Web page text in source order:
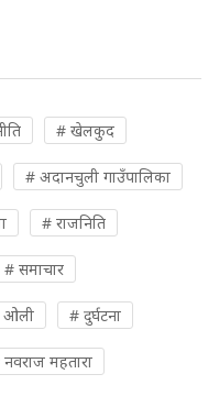
# खेलकुद
# अदानचुली गाउँपालिका
# राजनिति
# समाचार
ओली # दुर्घटना
महतारा